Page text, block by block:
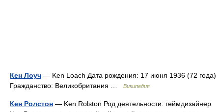
Кен Лоуч — Ken Loach Дата рождения: 17 июня 1936 (72 года)
Гражданство: Великобритания …
Википедия
Кен Ролстон — Ken Rolston Род деятельности: геймдизайнер